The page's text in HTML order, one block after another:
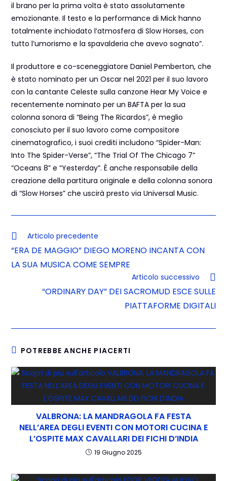
il brano per la prima volta è stato assolutamente
emozionante. Il testo e la performance di Mick hanno
totalmente inchiodato l’atmosfera di Slow Horses, con
tutto l’umorismo e la spavalderia che avevo sognato”.
Il produttore e co-sceneggiatore Daniel Pemberton, che
è stato nominato per un Oscar nel 2021 per il suo lavoro
con la cantante Celeste sulla canzone Hear My Voice e
recentemente nominato per un BAFTA per la sua
colonna sonora di “Being The Ricardos”, è meglio
conosciuto per il suo lavoro come compositore
cinematografico, i suoi crediti includono “Spider-Man:
Into The Spider-Verse”, “The Trial Of The Chicago 7”
“Oceans 8” e “Yesterday”. È anche responsabile della
creazione della partitura originale e della colonna sonora
di “Slow Horses” che uscirà presto via Universal Music.
Articolo precedente
“ERA DE MAGGIO” DIEGO MORENO INCANTA CON
LA SUA MUSICA COME SEMPRE
Articolo successivo
“ORDINARY DAY” DEI SACROMUD ESCE SULLE
PIATTAFORME DIGITALI
POTREBBE ANCHE PIACERTI
VALBRONA: LA MANDRAGOLA FA FESTA
NELL’AREA DEGLI EVENTI CON MOTORI CUCINA E
L’OSPITE MAX CAVALLARI DEI FICHI D’INDIA
19 Giugno 2025